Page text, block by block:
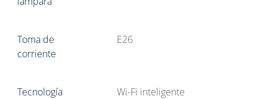
Toma de
corriente
E26
Tecnología Wi-Fi inteligente